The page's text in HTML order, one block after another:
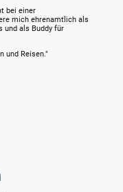
bei einer
mich ehrenamtlich als
und als Buddy für
und Reisen."